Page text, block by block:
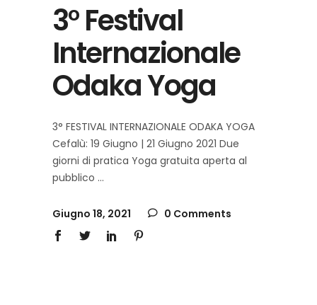
3° Festival
Internazionale
Odaka Yoga
3° FESTIVAL INTERNAZIONALE ODAKA YOGA
Cefalù: 19 Giugno | 21 Giugno 2021 Due
giorni di pratica Yoga gratuita aperta al
pubblico
Giugno 18, 2021 0 Comments